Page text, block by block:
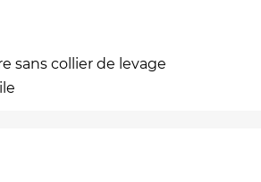
sans collier de levage